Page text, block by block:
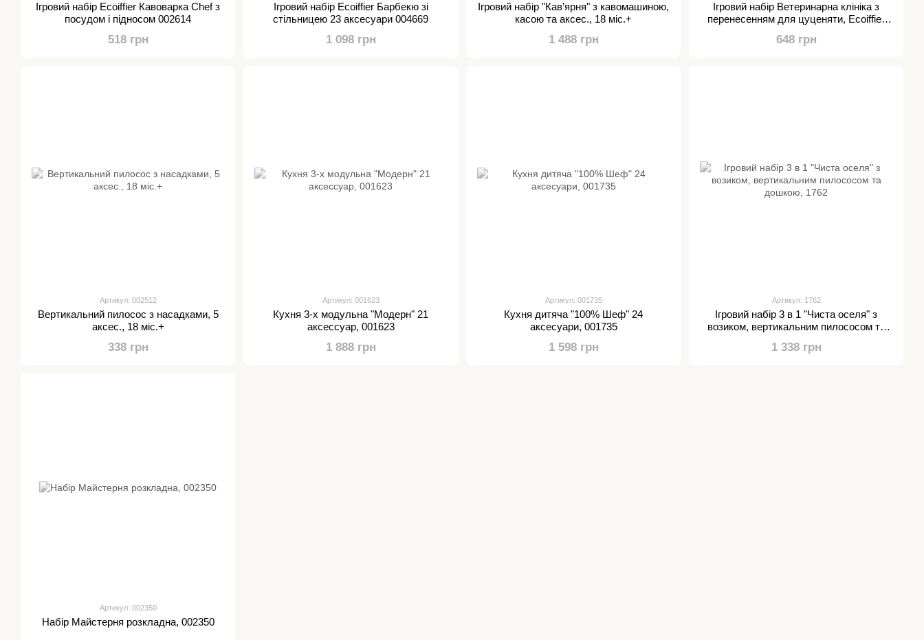
Ігровий набір Ecoiffier Кавоварка Chef з
посудом і підносом 002614
518 грн
Ігровий набір Ecoiffier Барбекю зі
стільницею 23 аксесуари 004669
1 098 грн
Ігровий набір "Кав’ярня" з кавомашиною,
касою та аксес., 18 міс.+
1 488 грн
Ігровий набір Ветеринарна клініка з
перенесенням для цуценяти, Ecoiffier
648 грн
Артикул: 002512
Вертикальний пилосос з насадками, 5
аксес., 18 міс.+
338 грн
Артикул: 001623
Кухня 3-х модульна "Модерн" 21
аксессуар, 001623
1 888 грн
Артикул: 001735
Кухня дитяча "100% Шеф" 24
аксесуари, 001735
1 598 грн
Артикул: 1762
Ігровий набір 3 в 1 "Чиста оселя" з
возиком, вертикальним пилососом та
1 338 грн
Артикул: 002350
Набір Майстерня розкладна, 002350